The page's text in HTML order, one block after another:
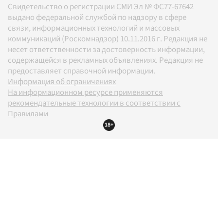
Свидетельство о регистрации СМИ Эл № ФС77-67642
выдано федеральной службой по надзору в сфере
связи, информационных технологий и массовых
коммуникаций (Роскомнадзор) 10.11.2016 г. Редакция не
несет ответственности за достоверность информации,
содержащейся в рекламных объявлениях. Редакция не
предоставляет справочной информации.
Информация об ограничениях
На информационном ресурсе применяются
рекомендательные технологии в соответствии с
Правилами
18+